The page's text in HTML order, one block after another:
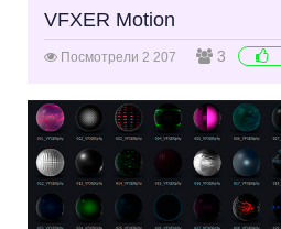
VFXER Motion
Посмотрели 2 207 3